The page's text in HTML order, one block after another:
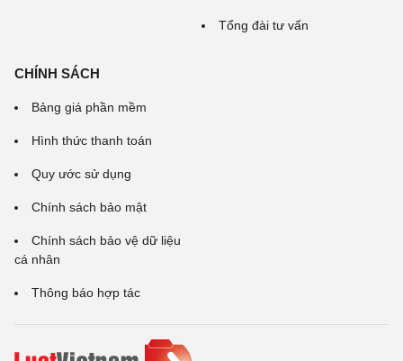
Tổng đài tư vấn
CHÍNH SÁCH
Bảng giá phần mềm
Hình thức thanh toán
Quy ước sử dụng
Chính sách bảo mật
Chính sách bảo vệ dữ liệu
cá nhân
Thông báo hợp tác